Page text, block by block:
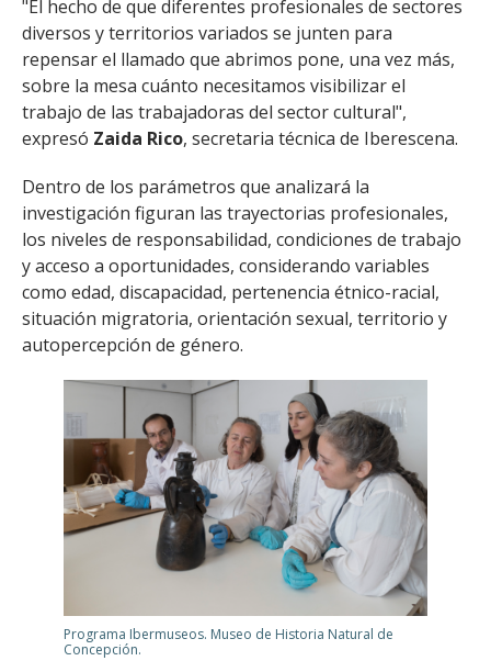
"El hecho de que diferentes profesionales de sectores
diversos y territorios variados se junten para
repensar el llamado que abrimos pone, una vez más,
sobre la mesa cuánto necesitamos visibilizar el
trabajo de las trabajadoras del sector cultural",
expresó Zaida Rico, secretaria técnica de Iberescena.
Dentro de los parámetros que analizará la
investigación figuran las trayectorias profesionales,
los niveles de responsabilidad, condiciones de trabajo
y acceso a oportunidades, considerando variables
como edad, discapacidad, pertenencia étnico-racial,
situación migratoria, orientación sexual, territorio y
autopercepción de género.
Programa Ibermuseos. Museo de Historia Natural de
Concepción.